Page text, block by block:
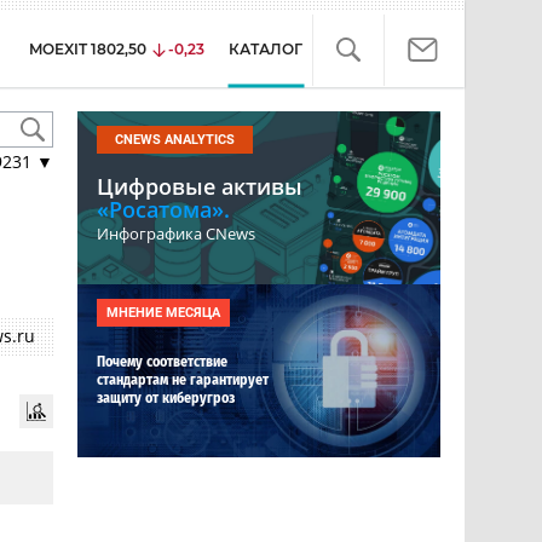
MOEXIT 1802,50 -0,23 КАТАЛОГ
▼
CNEWS ANALYTICS
Цифровые активы
«Росатома».
Инфографика CNews
МНЕНИЕ МЕСЯЦА
Почему соответствие
стандартам не гарантирует
защиту от киберугроз